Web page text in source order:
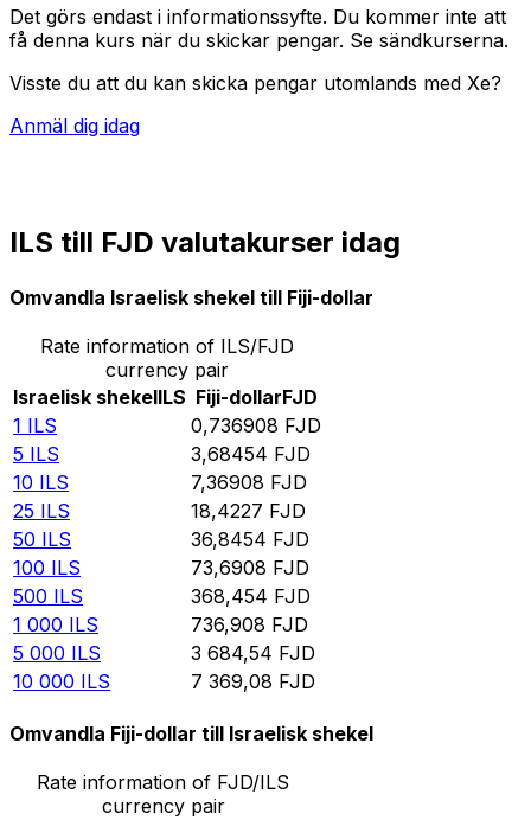
Det görs endast i informationssyfte. Du kommer inte att
få denna kurs när du skickar pengar. Se sändkurserna.
Visste du att du kan skicka pengar utomlands med Xe?
Anmäl dig idag
ILS till FJD valutakurser idag
Omvandla Israelisk shekel till Fiji-dollar
Rate information of ILS/FJD
currency pair
Israelisk shekelILS Fiji-dollarFJD
1 ILS 0,736908 FJD
5 ILS 3,68454 FJD
10 ILS 7,36908 FJD
25 ILS 18,4227 FJD
50 ILS 36,8454 FJD
100 ILS 73,6908 FJD
500 ILS 368,454 FJD
1 000 ILS 736,908 FJD
5 000 ILS 3 684,54 FJD
10 000 ILS 7 369,08 FJD
Omvandla Fiji-dollar till Israelisk shekel
Rate information of FJD/ILS
currency pair